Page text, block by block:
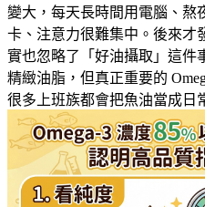
變大，每天長時間用電腦、熬
卡、注意力很難集中。後來才
實也忽略了「好油攝取」這件
精緻油脂，但真正重要的
很多上班族都會把魚油當成日